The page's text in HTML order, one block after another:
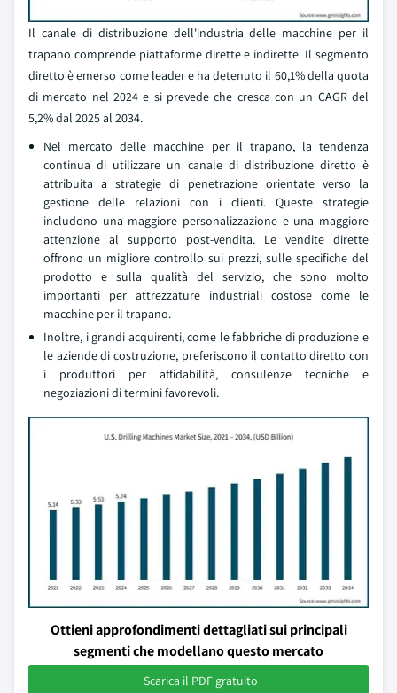
Il canale di distribuzione dell'industria delle macchine per il
trapano comprende piattaforme dirette e indirette. Il segmento
diretto è emerso come leader e ha detenuto il 60,1% della quota
di mercato nel 2024 e si prevede che cresca con un CAGR del
5,2% dal 2025 al 2034.
Nel mercato delle macchine per il trapano, la tendenza
continua di utilizzare un canale di distribuzione diretto è
attribuita a strategie di penetrazione orientate verso la
gestione delle relazioni con i clienti. Queste strategie
includono una maggiore personalizzazione e una maggiore
attenzione al supporto post-vendita. Le vendite dirette
offrono un migliore controllo sui prezzi, sulle specifiche del
prodotto e sulla qualità del servizio, che sono molto
importanti per attrezzature industriali costose come le
macchine per il trapano.
Inoltre, i grandi acquirenti, come le fabbriche di produzione e
le aziende di costruzione, preferiscono il contatto diretto con
i produttori per affidabilità, consulenze tecniche e
negoziazioni di termini favorevoli.
Ottieni approfondimenti dettagliati sui principali
segmenti che modellano questo mercato
Scarica il PDF gratuito